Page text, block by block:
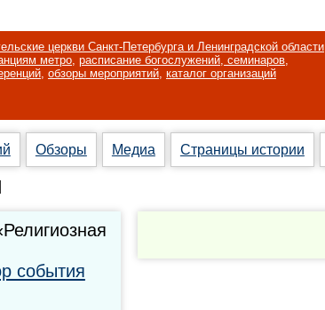
церкви Санкт-Петербурга и Ленинградской области
метро, расписание богослужений, семинаров,
, обзоры мероприятий, каталог организаций
Обзоры Медиа Страницы истории
события